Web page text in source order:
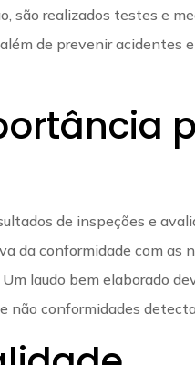
são realizados testes e
de prevenir acidentes
de inspeções e
da conformidade com as
laudo bem elaborado
não conformidades